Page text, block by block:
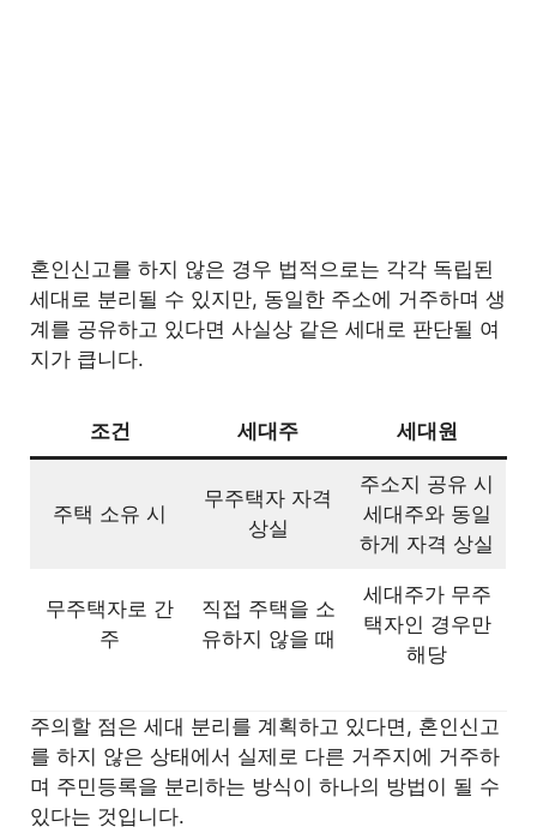
혼인신고를 하지 않은 경우 법적으로는 각각 독립된
세대로 분리될 수 있지만, 동일한 주소에 거주하며 생
계를 공유하고 있다면 사실상 같은 세대로 판단될 여
지가 큽니다.
조건 세대주 세대원
주택 소유 시
무주택자 자격
상실
주소지 공유 시
세대주와 동일
하게 자격 상실
무주택자로 간
주
직접 주택을 소
유하지 않을 때
세대주가 무주
택자인 경우만
해당
주의할 점은 세대 분리를 계획하고 있다면, 혼인신고
를 하지 않은 상태에서 실제로 다른 거주지에 거주하
며 주민등록을 분리하는 방식이 하나의 방법이 될 수
있다는 것입니다.